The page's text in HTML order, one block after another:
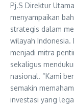
Pj.S Direktur
menyampaikan
strategis dalam
wilayah Indonesia.
menjadi mitra
sekaligus
nasional. “Kami
semakin
investasi yang